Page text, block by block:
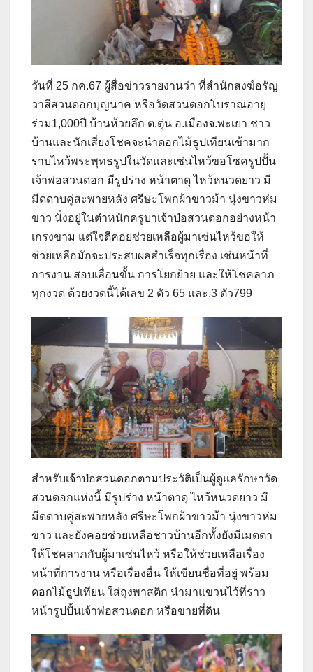
วันที่ 25 กค.67 ผู้สื่อข่าวรายงานว่า ที่สำนักสงฆ์อรัญ
วาสีสวนดอกบุญนาค หรือวัดสวนดอกโบราณอายุ
ร่วม1,000ปี บ้านห้วยลึก ต.ตุ่น อ.เมืองจ.พะเยา ชาว
บ้านและนักเสี่ยงโชคจะนำดอกไม้ธูปเทียนเข้ามาก
ราบไหว้พระพุทธรูปในวัดและเซ่นไหว้ขอโชครูปปั้น
เจ้าพ่อสวนดอก มีรูปร่าง หน้าตาดุ ไหว้หนวดยาว มี
มีดดาบคู่สะพายหลัง ศรีษะโพกผ้าขาวม้า นุ่งขาวห่ม
ขาว นั่งอยู่ในตำหนักครูบาเจ้าป่อสวนดอกอย่างหน้า
เกรงขาม แต่ใจดีคอยช่วยเหลือผู้มาเซ่นไหว้ขอให้
ช่วยเหลือมักจะประสบผลสำเร็จทุกเรื่อง เช่นหน้าที่
การงาน สอบเลื่อนขั้น การโยกย้าย และให้โชคลาภ
ทุกงวด ด้วยงวดนี้ได้เลข 2 ตัว 65 และ.3 ตัว799
สำหรับเจ้าป่อสวนดอกตามประวัติเป็นผู้ดูแลรักษาวัด
สวนดอกแห่งนี้ มีรูปร่าง หน้าตาดุ ไหว้หนวดยาว มี
มีดดาบคู่สะพายหลัง ศรีษะโพกผ้าขาวม้า นุ่งขาวห่ม
ขาว และยังคอยช่วยเหลือชาวบ้านอีกทั้งยังมีเมตตา
ให้โชคลาภกับผู้มาเซ่นไหว้ หรือให้ช่วยเหลือเรื่อง
หน้าที่การงาน หรือเรื่องอื่น ให้เขียนชื่อที่อยู่ พร้อม
ดอกไม้ธูปเทียน ใส่ถุงพาสติก นำมาแขวนไว้ที่ราว
หน้ารูปปั้นเจ้าพ่อสวนดอก หรือขายที่ดิน